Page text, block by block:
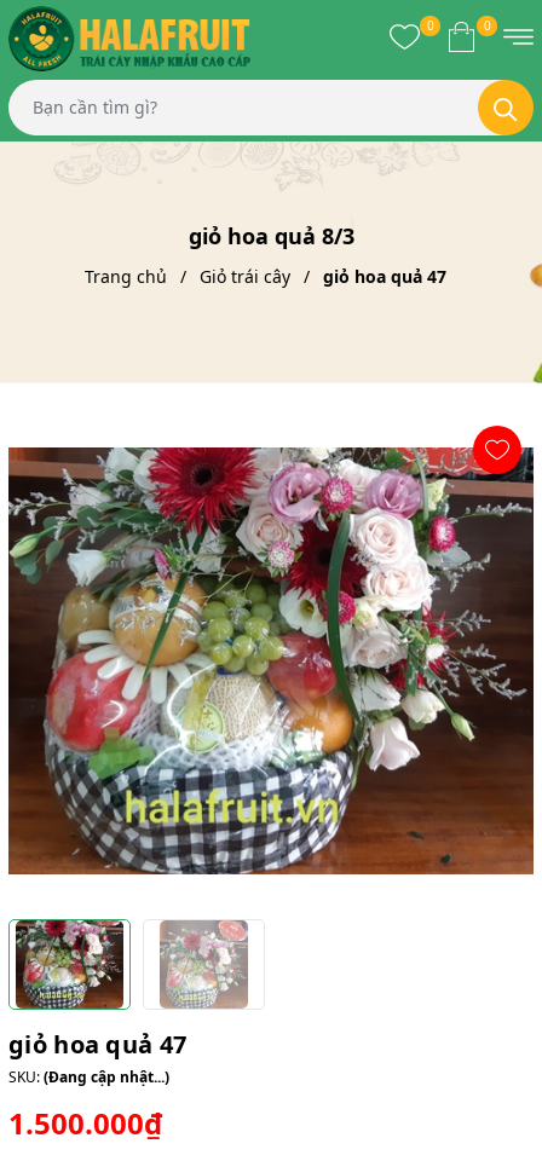
0 0
giỏ hoa quả 8/3
Trang chủ Giỏ trái cây giỏ hoa quả 47
giỏ hoa quả 47
SKU:(Đang cập nhật...)
1.500.000₫